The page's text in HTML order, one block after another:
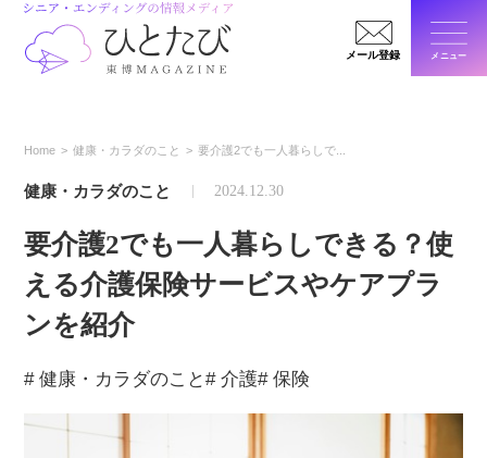
メール登録 メニュー
Home 健康・カラダのこと 要介護2でも一人暮らしで...
健康・カラダのこと 2024.12.30
要介護2でも一人暮らしできる？使
える介護保険サービスやケアプラ
ンを紹介
# 健康・カラダのこと# 介護# 保険